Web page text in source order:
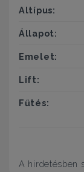
Altípus:
Állapot:
Emelet:
Lift:
Fűtés:
A hirdetésben